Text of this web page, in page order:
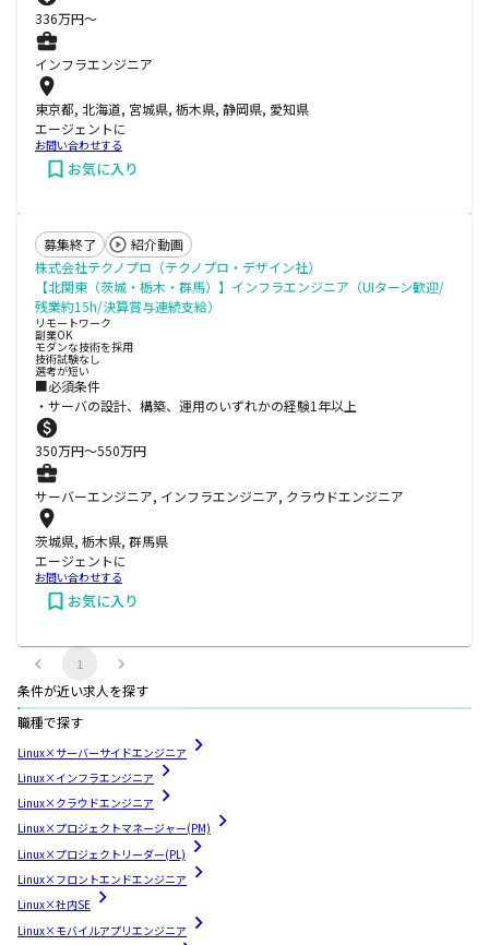
336万円〜
インフラエンジニア
東京都, 北海道, 宮城県, 栃木県, 静岡県, 愛知県
エージェントに
お問い合わせする
お気に入り
募集終了
紹介動画
株式会社テクノプロ（テクノプロ・デザイン社）
【北関東（茨城・栃木・群馬）】インフラエンジニア（UIターン歓迎/
残業約15h/決算賞与連続支給）
リモートワーク
副業OK
モダンな技術を採用
技術試験なし
選考が短い
■必須条件
・サーバの設計、構築、運用のいずれかの経験1年以上
350万円〜550万円
サーバーエンジニア, インフラエンジニア, クラウドエンジニア
茨城県, 栃木県, 群馬県
エージェントに
お問い合わせする
お気に入り
1
条件が近い求人を探す
職種で探す
Linux×サーバーサイドエンジニア
Linux×インフラエンジニア
Linux×クラウドエンジニア
Linux×プロジェクトマネージャー(PM)
Linux×プロジェクトリーダー(PL)
Linux×フロントエンドエンジニア
Linux×社内SE
Linux×モバイルアプリエンジニア